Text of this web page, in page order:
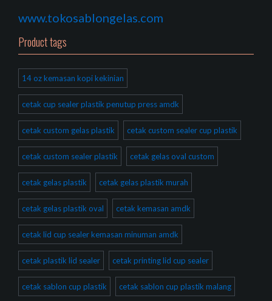
www.tokosablongelas.com
Product tags
14 oz kemasan kopi kekinian
cetak cup sealer plastik penutup press amdk
cetak custom gelas plastik cetak custom sealer cup plastik
cetak custom sealer plastik cetak gelas oval custom
cetak gelas plastik cetak gelas plastik murah
cetak gelas plastik oval cetak kemasan amdk
cetak lid cup sealer kemasan minuman amdk
cetak plastik lid sealer cetak printing lid cup sealer
cetak sablon cup plastik cetak sablon cup plastik malang